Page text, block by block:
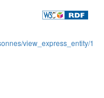
view_express_entity/1